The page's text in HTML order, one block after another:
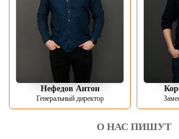
Нефедов Антон
Генеральный директор
О НАС ПИШУТ